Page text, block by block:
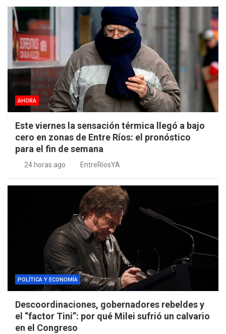
AHORA
Este viernes la sensación térmica llegó a bajo
cero en zonas de Entre Ríos: el pronóstico
para el fin de semana
24 horas ago EntreRíosYA
POLÍTICA Y ECONOMÍA
Descoordinaciones, gobernadores rebeldes y
el “factor Tini”: por qué Milei sufrió un calvario
en el Congreso